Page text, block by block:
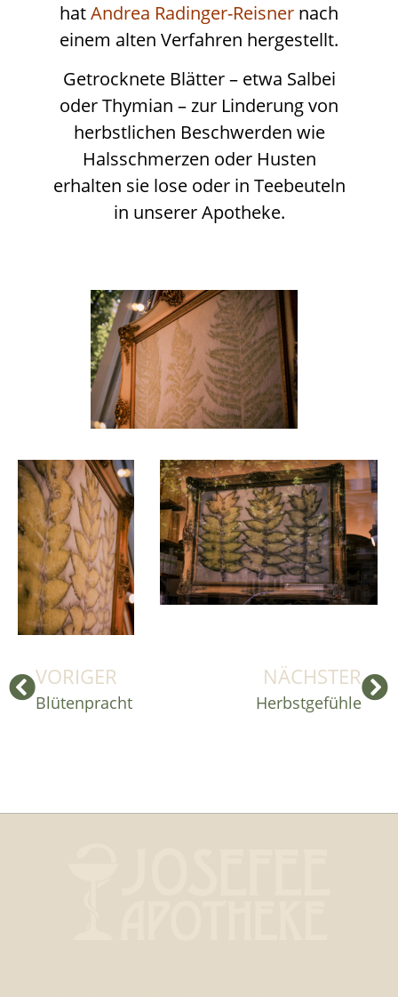
hatAndrea Radinger-Reisner nach
einem alten Verfahren hergestellt.
Getrocknete Blätter – etwa Salbei
oder Thymian – zur Linderung von
herbstlichen Beschwerden wie
Halsschmerzen oder Husten
erhalten sie lose oder in Teebeuteln
in unserer Apotheke.
VORIGER
Blütenpracht
NÄCHSTER
Herbstgefühle